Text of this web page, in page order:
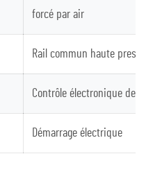
forcé par air
Rail commun haute
Contrôle électronique de
Démarrage électrique